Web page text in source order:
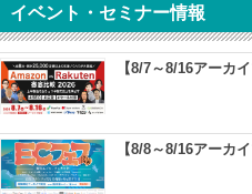
イベント・セミナー情報
【8/7～8/16アーカ
【8/8～8/16アーカ